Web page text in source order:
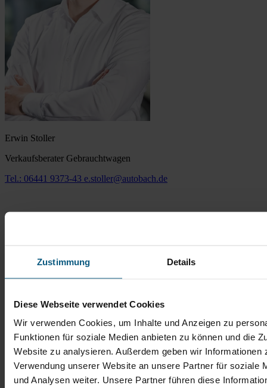
Zustimmung Details
Diese Webseite verwendet Cookies
Wir verwenden Cookies, um Inhalte und Anzeigen zu
Funktionen für soziale Medien anbieten zu können und die
Website zu analysieren. Außerdem geben wir Informationen
Verwendung unserer Website an unsere Partner für soziale
und Analysen weiter. Unsere Partner führen diese
Erwin Stoller
Verkaufsberater Gebrauchtwagen
Tel.: 06441 9373-43 e.stoller@autobach.de